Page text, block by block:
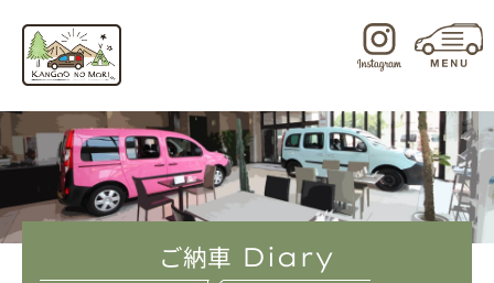
キ
ッ
プ
ご納車 Diary